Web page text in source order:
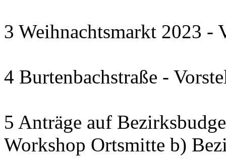
3 Weihnachtsmarkt 2023 -
4 Burtenbachstraße -
5 Anträge auf
Workshop Ortsmitte b)